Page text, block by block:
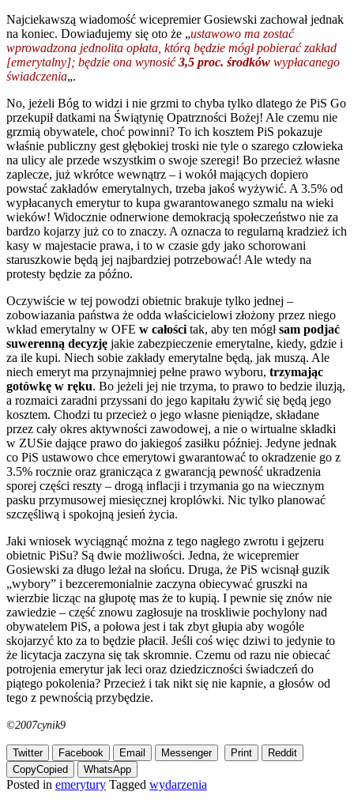
Najciekawszą wiadomość wicepremier Gosiewski zachował jednak
na koniec. Dowiadujemy się oto że „ustawowo ma zostać
wprowadzona jednolita opłata, którą będzie mógł pobierać zakład
[emerytalny]; będzie ona wynosić3,5 proc. środków wypłacanego
świadczenia„.
No, jeżeli Bóg to widzi i nie grzmi to chyba tylko dlatego że PiS Go
przekupił datkami na Świątynię Opatrzności Bożej! Ale czemu nie
grzmią obywatele, choć powinni? To ich kosztem PiS pokazuje
właśnie publiczny gest głębokiej troski nie tyle o szarego człowieka
na ulicy ale przede wszystkim o swoje szeregi! Bo przecież własne
zaplecze, już wkrótce wewnątrz – i wokół mających dopiero
powstać zakładów emerytalnych, trzeba jakoś wyżywić. A 3.5% od
wypłacanych emerytur to kupa gwarantowanego szmalu na wieki
wieków! Widocznie odnerwione demokracją społeczeństwo nie za
bardzo kojarzy już co to znaczy. A oznacza to regularną kradzież ich
kasy w majestacie prawa, i to w czasie gdy jako schorowani
staruszkowie będą jej najbardziej potrzebować! Ale wtedy na
protesty będzie za późno.
Oczywiście w tej powodzi obietnic brakuje tylko jednej –
zobowiazania państwa że odda właścicielowi złożony przez niego
wkład emerytalny w OFE w całości tak, aby ten mógłsam podjać
suwerenną decyzję jakie zabezpieczenie emerytalne, kiedy, gdzie i
za ile kupi. Niech sobie zakłady emerytalne będą, jak muszą. Ale
niech emeryt ma przynajmniej pełne prawo wyboru, trzymając
gotówkę w ręku. Bo jeżeli jej nie trzyma, to prawo to bedzie iluzją,
a rozmaici zaradni przyssani do jego kapitału żywić się będą jego
kosztem. Chodzi tu przecież o jego własne pieniądze, składane
przez cały okres aktywności zawodowej, a nie o wirtualne składki
w ZUSie dające prawo do jakiegoś zasiłku później. Jedyne jednak
co PiS ustawowo chce emerytowi gwarantować to okradzenie go z
3.5% rocznie oraz granicząca z gwarancją pewność ukradzenia
sporej części reszty – drogą inflacji i trzymania go na wiecznym
pasku przymusowej miesięcznej kroplówki. Nic tylko planować
szczęśliwą i spokojną jesień życia.
Jaki wniosek wyciągnąć można z tego nagłego zwrotu i gejzeru
obietnic PiSu? Są dwie możliwości. Jedna, że wicepremier
Gosiewski za długo leżał na słońcu. Druga, że PiS wcisnął guzik
„wybory” i bezceremonialnie zaczyna obiecywać gruszki na
wierzbie licząc na głupotę mas że to kupią. I pewnie się znów nie
zawiedzie – część znowu zagłosuje na troskliwie pochylony nad
obywatelem PiS, a połowa jest i tak zbyt głupia aby wogóle
skojarzyć kto za to będzie płacił. Jeśli coś więc dziwi to jedynie to
że licytacja zaczyna się tak skromnie. Czemu od razu nie obiecać
potrojenia emerytur jak leci oraz dziedziczności świadczeń do
piątego pokolenia? Przecież i tak nikt się nie kapnie, a głosów od
tego z pewnością przybędzie.
©2007cynik9
Twitter Facebook Email Messenger Print
Reddit
CopyCopied WhatsApp
Posted in emerytury Tagged wydarzenia